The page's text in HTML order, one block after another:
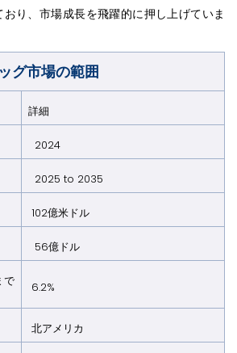
おり、市場成長を飛躍的に押し上げていま
グ市場の範囲
詳細
2024
2025 to 2035
102億米ドル
56億ドル
で
6.2%
北アメリカ